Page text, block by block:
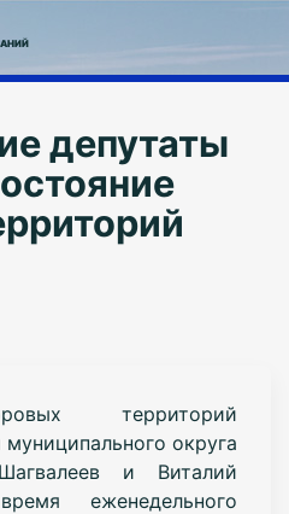
депутаты
территорий
округа
и Виталий
еженедельного